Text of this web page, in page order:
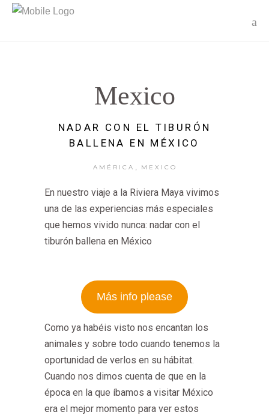
Mexico
NADAR CON EL TIBURÓN
BALLENA EN MÉXICO
AMÉRICA MEXICO
En nuestro viaje a la Riviera Maya vivimos
una de las experiencias más especiales
que hemos vivido nunca: nadar con el
tiburón ballena en México
Más info please
Como ya habéis visto nos encantan los
animales y sobre todo cuando tenemos la
oportunidad de verlos en su hábitat.
Cuando nos dimos cuenta de que en la
época en la que íbamos a visitar México
era el mejor momento para ver estos